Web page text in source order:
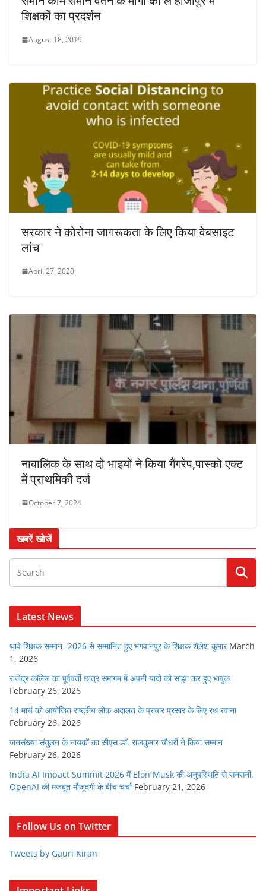
शिक्षकों का प्रदर्शन
August 18, 2019
सरकार ने कोरोना जागरूकता के लिए किया वेबसाइट
लांच
April 27, 2020
नाबालिक के साथ दो भाइयों ने किया गैंगरेप,पास्को एक्ट
में प्राथमिकी दर्ज
October 7, 2024
खबरें खोजें
Latest News
थावे शिक्षक सम्मान -2026 से सम्मानित हुए भगवानपुर के शिक्षक शैलेश कुमार March
1, 2026
राजेंद्र कॉलेज का पूर्ववर्ती छात्र समागम में अपनी यादों को साझा कर हुए भावुक
February 26, 2026
14 मार्च को आयोजित राष्ट्रीय लोक अदालत के प्रचार प्रसार के लिए रथ रवाना
February 26, 2026
जनसंख्या संतुलन के नायकों का सीएस डॉ. राजकुमार चौधरी ने किया सम्मान
February 26, 2026
India AI Impact Summit 2026 में Elon Musk की अनुपस्थिति से सनसनी,
OpenAI की मजबूत मौजूदगी के बीच चर्चा February 21, 2026
Follow Us on Twitter
Tweets by Gauri Kiran